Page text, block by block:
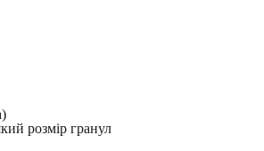
)
розмір гранул